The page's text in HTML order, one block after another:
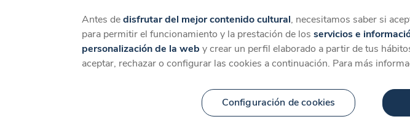
Catálogo Temáticas Categorías Favoritos Más
Antes dedisfrutar del mejor contenido cultural, necesitamos saber si
para permitir el funcionamiento y la prestación de los servicios e
personalización de la web y crear un perfil elaborado a partir de tus
aceptar, rechazar o configurar las cookies a continuación. Para más
Configuración de cookies